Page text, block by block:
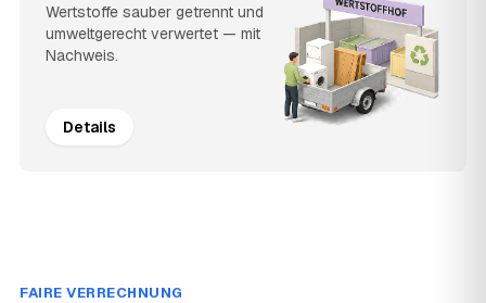
Wertstoffe sauber getrennt und
umweltgerecht verwertet — mit
Nachweis.
Details
FAIRE VERRECHNUNG